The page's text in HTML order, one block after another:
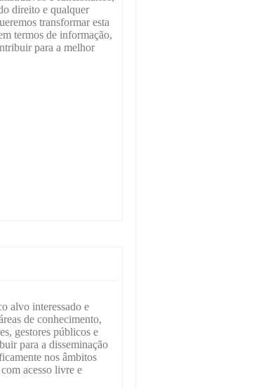
direito e qualquer
transformar esta
termos de informação,
para a melhor
alvo interessado e
de conhecimento,
gestores públicos e
para a disseminação
nos âmbitos
acesso livre e